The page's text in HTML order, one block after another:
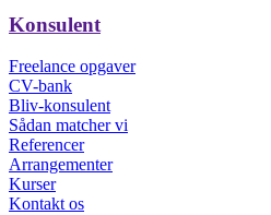
Konsulent
Freelance opgaver
CV-bank
Bliv-konsulent
Sådan matcher vi
Referencer
Arrangementer
Kurser
Kontakt os